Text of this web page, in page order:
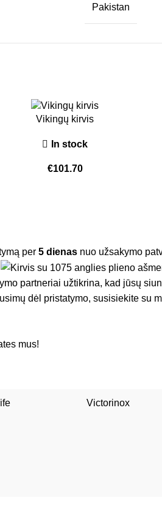
Pakistan
Vikingų kirvis
In stock
€101.70
per 5 dienas nuo užsakymo
partneriai užtikrina, kad jūsų
dėl pristatymo, susisiekite su
mus!
Victorinox